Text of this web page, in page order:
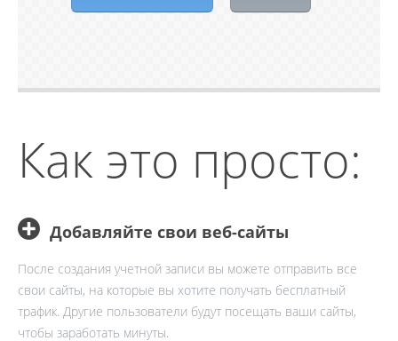
Как это просто:
Добавляйте свои веб-сайты
После создания учетной записи вы можете отправить все
свои сайты, на которые вы хотите получать бесплатный
трафик. Другие пользователи будут посещать ваши сайты,
чтобы заработать минуты.